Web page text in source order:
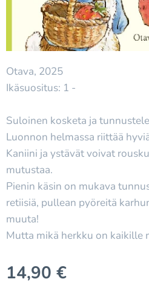
Otava, 2025
Ikäsuositus: 1 -
Suloinen kosketa ja
Luonnon helmassa riittää
Kaniini ja ystävät voivat
mutustaa.
Pienin käsin on mukava
retiisiä, pullean pyöreitä
muuta!
Mutta mikä herkku on kaikille
14,90 €